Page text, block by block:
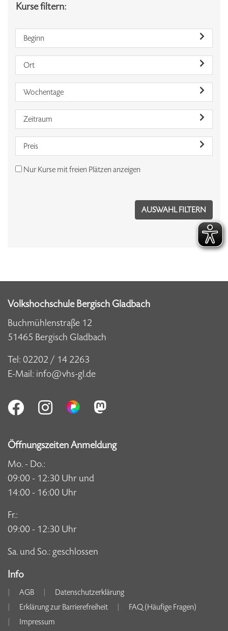
Kurse filtern:
Beginn
Ort
Wochentage
Zeitraum
Preis
Nur Kurse mit freien Plätzen anzeigen
Volkshochschule Bergisch Gladbach
Buchmühlenstraße 12
51465 Bergisch Gladbach
Tel: 02202 / 14 2263
E-Mail: info@vhs-gl.de
Öffnungszeiten Anmeldung
Mo. - Do.:
09:00 - 12:30 Uhr und
14:00 - 16:00 Uhr
Fr.:
09:00 - 12:30 Uhr
Sa. und So.: geschlossen
Info
AGB
Datenschutzerklärung
Erklärung zur Barrierefreiheit
FAQ (Häufige Fragen)
Impressum